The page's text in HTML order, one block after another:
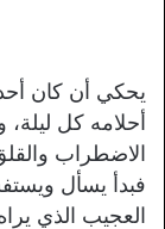
يحكي أن كان أحد
أحلامه كل
الاضطراب
فبدأ يسأل
العجيب الذي